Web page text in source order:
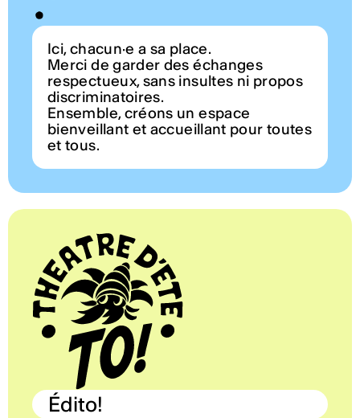
Ici, chacun·e a sa place.
Merci de garder des échanges
respectueux, sans insultes ni propos
discriminatoires.
Ensemble, créons un espace
bienveillant et accueillant pour toutes
et tous.
Édito!